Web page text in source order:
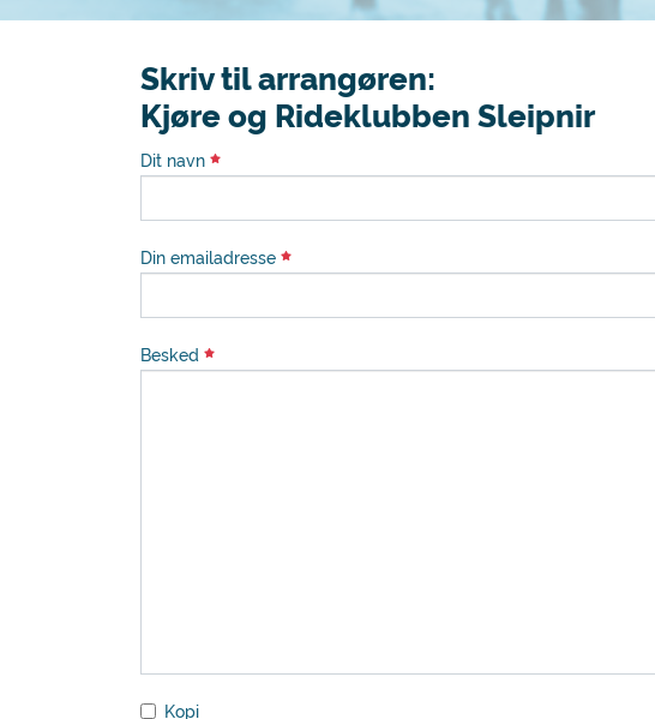
Skriv til arrangøren:
Kjøre og Rideklubben Sleipnir
Dit navn
Din emailadresse
Besked
Kopi